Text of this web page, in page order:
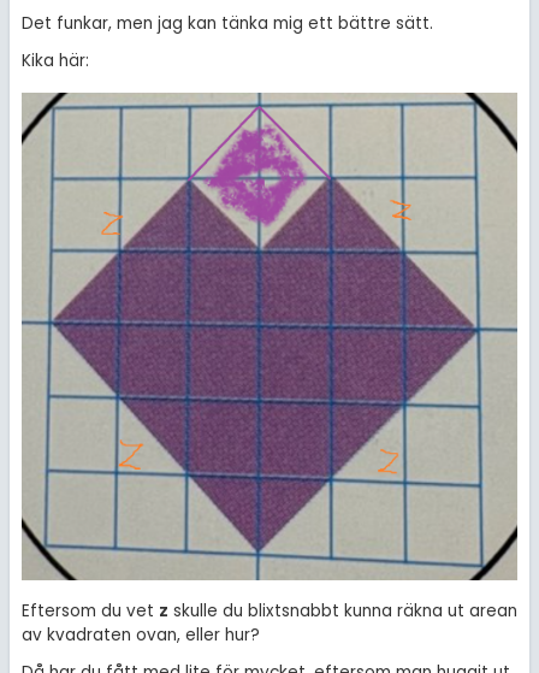
Det funkar, men jag kan tänka mig ett bättre sätt.
Kika här:
Eftersom du vet z skulle du blixtsnabbt kunna räkna ut arean
av kvadraten ovan, eller hur?